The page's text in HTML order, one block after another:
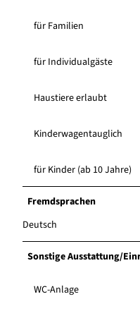
für Familien
für Individualgäste
Haustiere erlaubt
Kinderwagentauglich
für Kinder (ab 10 Jahre)
Fremdsprachen
Deutsch
Sonstige Ausstattung/
WC-Anlage